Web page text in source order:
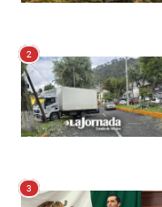
2
3